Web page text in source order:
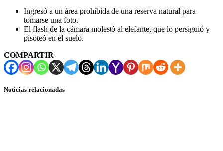
Ingresó a un área prohibida de una reserva natural para
tomarse una foto.
El flash de la cámara molestó al elefante, que lo persiguió y
pisoteó en el suelo.
COMPARTIR
Noticias relacionadas